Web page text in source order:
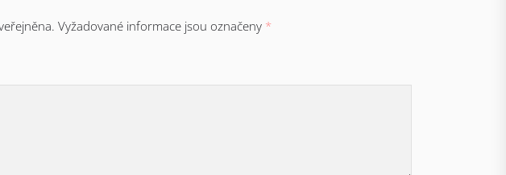
Vyžadované informace jsou označeny *